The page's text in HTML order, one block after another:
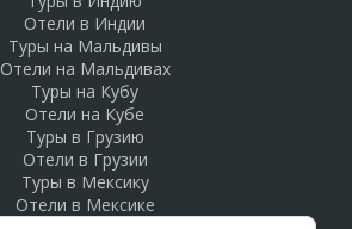
Отели в Индии
Туры на Мальдивы
Отели на Мальдивах
Туры на Кубу
Отели на Кубе
Туры в Грузию
Отели в Грузии
Туры в Мексику
Отели в Мексике